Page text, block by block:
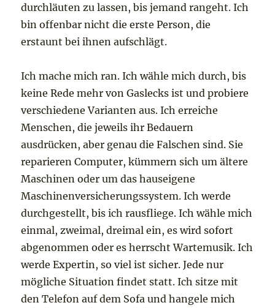
durchläuten zu lassen, bis jemand rangeht. Ich
bin offenbar nicht die erste Person, die
erstaunt bei ihnen aufschlägt.
Ich mache mich ran. Ich wähle mich durch, bis
keine Rede mehr von Gaslecks ist und probiere
verschiedene Varianten aus. Ich erreiche
Menschen, die jeweils ihr Bedauern
ausdrücken, aber genau die Falschen sind. Sie
reparieren Computer, kümmern sich um ältere
Maschinen oder um das hauseigene
Maschinenversicherungssystem. Ich werde
durchgestellt, bis ich rausfliege. Ich wähle mich
einmal, zweimal, dreimal ein, es wird sofort
abgenommen oder es herrscht Wartemusik. Ich
werde Expertin, so viel ist sicher. Jede nur
mögliche Situation findet statt. Ich sitze mit
den Telefon auf dem Sofa und hangele mich